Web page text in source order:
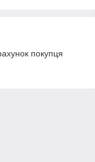
покупця